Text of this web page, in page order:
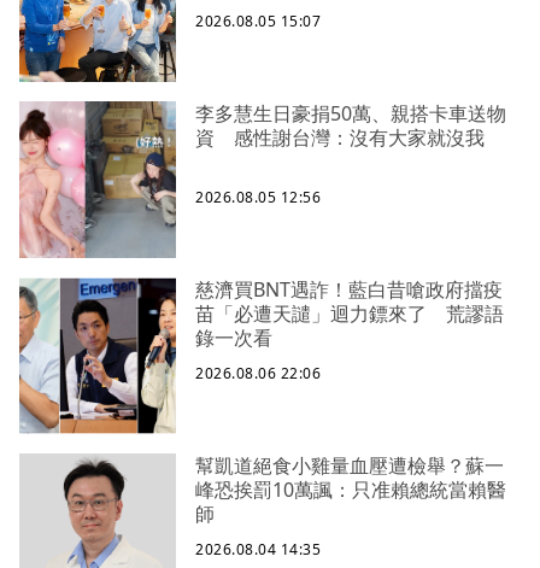
2026.08.05 15:07
李多慧生日豪捐50萬、親搭卡車送物
資 感性謝台灣：沒有大家就沒我
2026.08.05 12:56
慈濟買BNT遇詐！藍白昔嗆政府擋疫
苗「必遭天譴」迴力鏢來了 荒謬語
錄一次看
2026.08.06 22:06
幫凱道絕食小雞量血壓遭檢舉？蘇一
峰恐挨罰10萬諷：只准賴總統當賴醫
師
2026.08.04 14:35